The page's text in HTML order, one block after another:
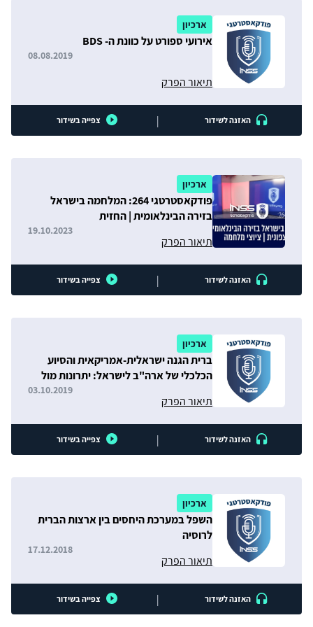
ארכיון
אירועי ספורט על כוונת ה- BDS
תיאור הפרק
08.08.2019
האזנה לשידור | צפייה בשידור
ארכיון
פודקאסטרטגי 264: המלחמה בישראל
בזירה הבינלאומית | החזית
תיאור הפרק
19.10.2023
האזנה לשידור | צפייה בשידור
ארכיון
ברית הגנה ישראלית-אמריקאית והסיוע
הכלכלי של ארה"ב לישראל: יתרונות מול
תיאור הפרק
03.10.2019
האזנה לשידור | צפייה בשידור
ארכיון
השפל במערכת היחסים בין ארצות הברית
לרוסיה
תיאור הפרק
17.12.2018
האזנה לשידור | צפייה בשידור